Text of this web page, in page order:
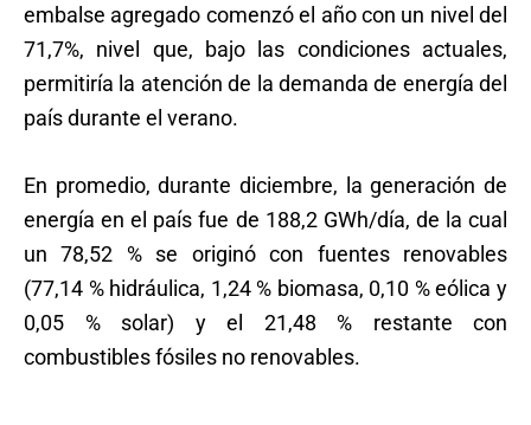
embalse agregado comenzó el año con un nivel del
71,7%, nivel que, bajo las condiciones actuales,
permitiría la atención de la demanda de energía del
país durante el verano.
En promedio, durante diciembre, la generación de
energía en el país fue de 188,2 GWh/día, de la cual
un 78,52 % se originó con fuentes renovables
(77,14 % hidráulica, 1,24 % biomasa, 0,10 % eólica y
0,05 % solar) y el 21,48 % restante con
combustibles fósiles no renovables.